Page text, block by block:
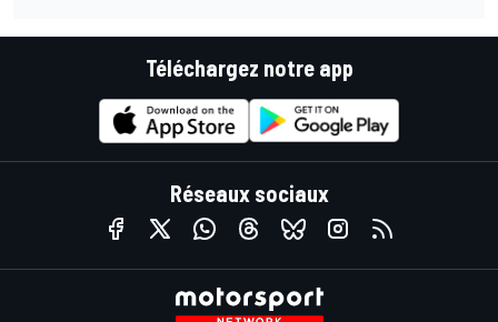
Téléchargez notre app
Réseaux sociaux